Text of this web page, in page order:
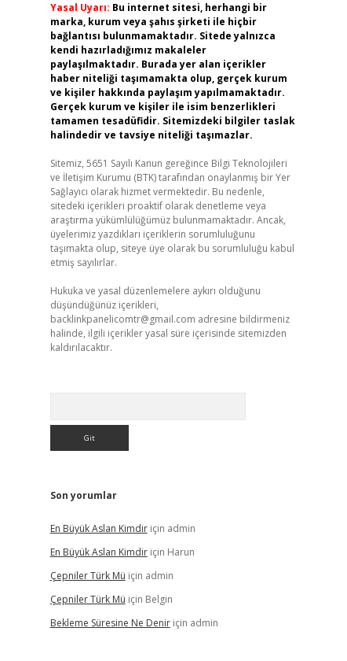
Yasal Uyarı: Bu internet sitesi, herhangi bir
marka, kurum veya şahıs şirketi ile hiçbir
bağlantısı bulunmamaktadır. Sitede yalnızca
kendi hazırladığımız makaleler
paylaşılmaktadır. Burada yer alan içerikler
haber niteliği taşımamakta olup, gerçek kurum
ve kişiler hakkında paylaşım yapılmamaktadır.
Gerçek kurum ve kişiler ile isim benzerlikleri
tamamen tesadüfidir. Sitemizdeki bilgiler taslak
halindedir ve tavsiye niteliği taşımazlar.
Sitemiz, 5651 Sayılı Kanun gereğince Bilgi Teknolojileri
ve İletişim Kurumu (BTK) tarafından onaylanmış bir Yer
Sağlayıcı olarak hizmet vermektedir. Bu nedenle,
sitedeki içerikleri proaktif olarak denetleme veya
araştırma yükümlülüğümüz bulunmamaktadır. Ancak,
üyelerimiz yazdıkları içeriklerin sorumluluğunu
taşımakta olup, siteye üye olarak bu sorumluluğu kabul
etmiş sayılırlar.
Hukuka ve yasal düzenlemelere aykırı olduğunu
düşündüğünüz içerikleri,
backlinkpanelicomtr@gmail.com adresine bildirmeniz
halinde, ilgili içerikler yasal süre içerisinde sitemizden
kaldırılacaktır.
Son yorumlar
En Büyük Aslan Kimdiriçin admin
En Büyük Aslan Kimdiriçin Harun
Çepniler Türk Mü için admin
Çepniler Türk Mü için Belgin
Bekleme Süresine Ne Deniriçin admin